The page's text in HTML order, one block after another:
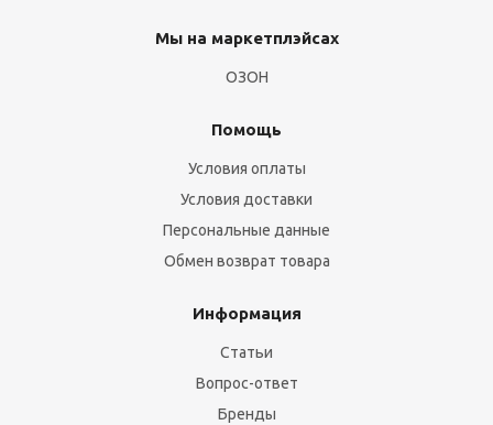
Мы на маркетплэйсах
ОЗОН
Помощь
Условия оплаты
Условия доставки
Персональные данные
Обмен возврат товара
Информация
Статьи
Вопрос-ответ
Бренды